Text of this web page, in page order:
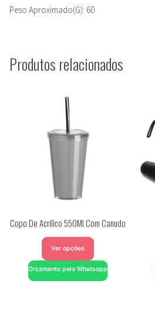
Peso Aproximado(G): 60
Produtos relacionados
Copo De Acrílico 550Ml Com Canudo
Ver opções
Orçamento pelo Whatsapp